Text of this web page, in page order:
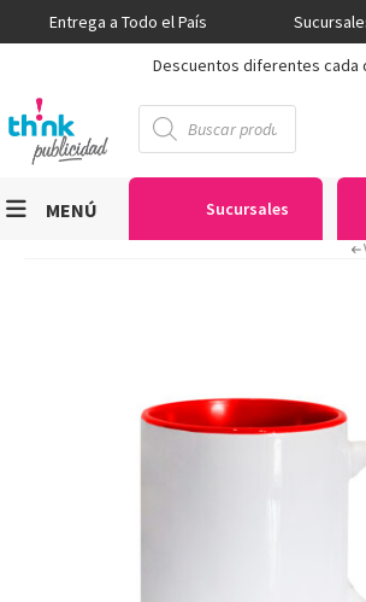
Entrega a Todo el País
Descuentos diferentes cada
Búsqueda
de
productos
Sucursales
MENÚ
Gran Formato
Textiles